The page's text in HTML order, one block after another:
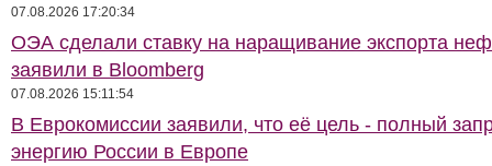
07.08.2026 17:20:34
ОЭА сделали ставку на наращивание экспорта
заявили в Bloomberg
07.08.2026 15:11:54
В Еврокомиссии заявили, что её цель - полный
энергию России в Европе